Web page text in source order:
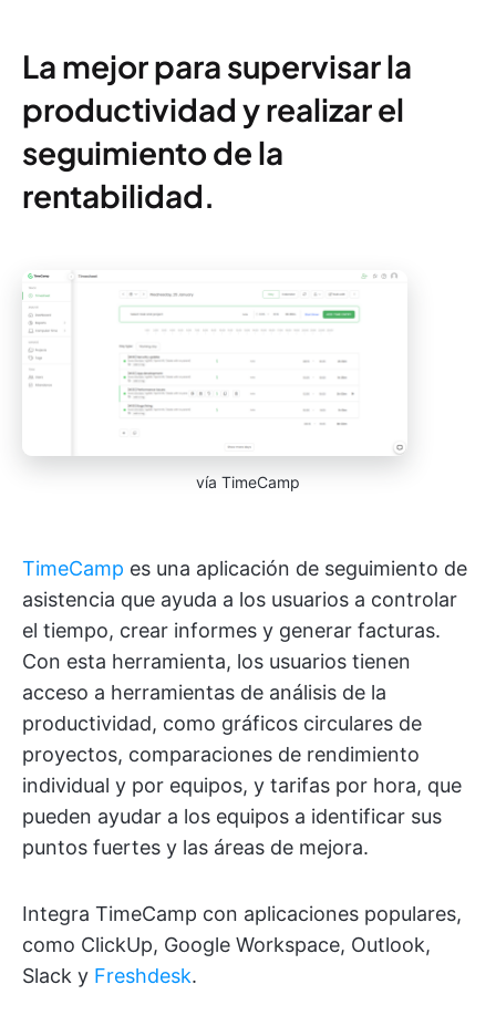
La mejor para supervisar la
productividad y realizar el
seguimiento de la
rentabilidad.
vía TimeCamp
TimeCamp es una aplicación de seguimiento de
asistencia que ayuda a los usuarios a controlar
el tiempo, crear informes y generar facturas.
Con esta herramienta, los usuarios tienen
acceso a herramientas de análisis de la
productividad, como gráficos circulares de
proyectos, comparaciones de rendimiento
individual y por equipos, y tarifas por hora, que
pueden ayudar a los equipos a identificar sus
puntos fuertes y las áreas de mejora.
Integra TimeCamp con aplicaciones populares,
como ClickUp, Google Workspace, Outlook,
Slack y Freshdesk.